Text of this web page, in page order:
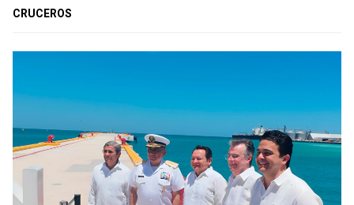
CRUCEROS